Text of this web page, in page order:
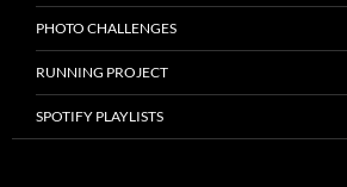
PHOTO CHALLENGES
RUNNING PROJECT
SPOTIFY PLAYLISTS